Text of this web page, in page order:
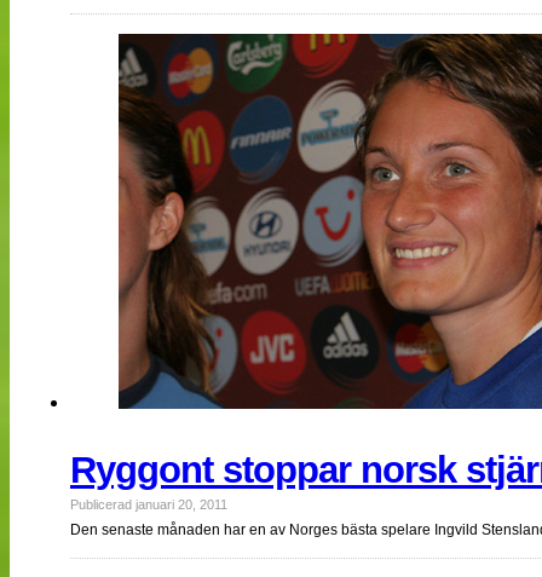
Ryggont stoppar norsk
Publicerad januari 20, 2011
Den senaste månaden har en av Norges bästa spelare Ingvild